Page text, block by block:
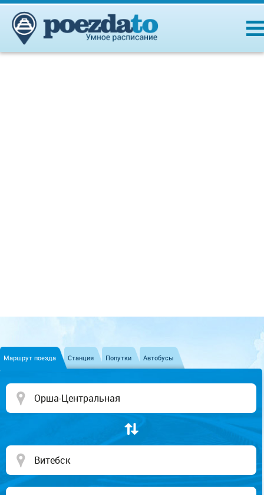
Маршрут поезда Станция Попутки Автобусы